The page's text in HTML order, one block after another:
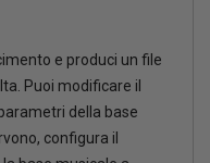
e produci un file
Puoi modificare il
della base
configura il